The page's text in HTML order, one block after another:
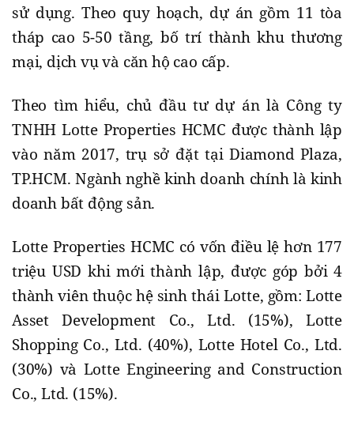
sử dụng. Theo quy hoạch, dự án gồm 11 tòa
tháp cao 5-50 tầng, bố trí thành khu thương
mại, dịch vụ và căn hộ cao cấp.
Theo tìm hiểu, chủ đầu tư dự án là Công ty
TNHH Lotte Properties HCMC được thành lập
vào năm 2017, trụ sở đặt tại Diamond Plaza,
TP.HCM. Ngành nghề kinh doanh chính là kinh
doanh bất động sản.
Lotte Properties HCMC có vốn điều lệ hơn 177
triệu USD khi mới thành lập, được góp bởi 4
thành viên thuộc hệ sinh thái Lotte, gồm: Lotte
Asset Development Co., Ltd. (15%), Lotte
Shopping Co., Ltd. (40%), Lotte Hotel Co., Ltd.
(30%) và Lotte Engineering and Construction
Co., Ltd. (15%).